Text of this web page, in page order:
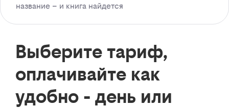
название – и книга найдется
Выберите тариф,
оплачивайте как
удобно - день или